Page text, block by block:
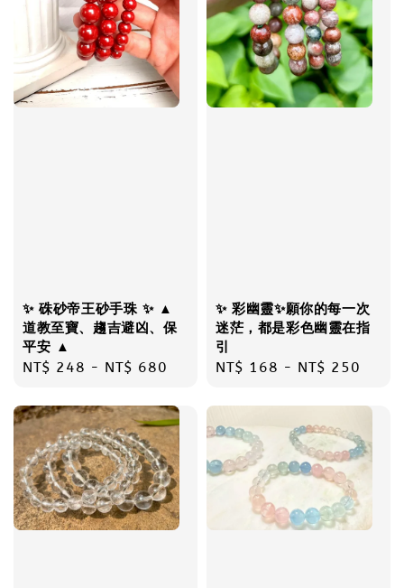
✨ 硃砂帝王砂手珠 ✨ ▲
道教至寶、趨吉避凶、保
平安 ▲
Regular
NT$ 248 - NT$ 680
✨ 彩幽靈✨願你的每一次
迷茫，都是彩色幽靈在指
引
Regular
NT$ 168 - NT$ 250